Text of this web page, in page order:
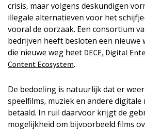
crisis, maar volgens deskundigen
illegale alternatieven voor het
vooral de oorzaak. Een consortium
bedrijven heeft besloten een nieuwe
die nieuwe weg heet DECE, Digital
Content Ecosystem.
De bedoeling is natuurlijk dat er
speelfilms, muziek en andere digitale
betaald. In ruil daarvoor krijgt de
mogelijkheid om bijvoorbeeld films